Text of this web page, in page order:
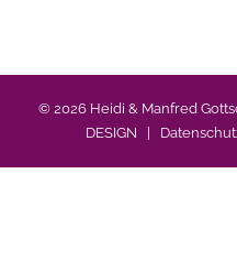
© 2026 Heidi & Manfred
DESIGN